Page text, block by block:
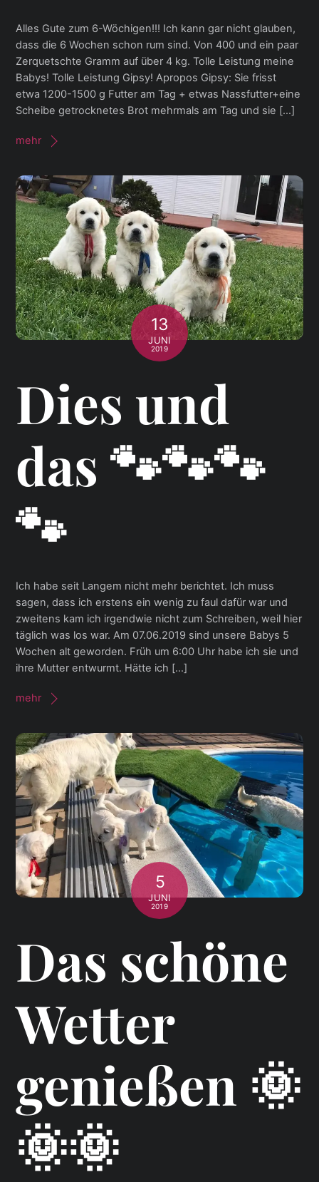
Alles Gute zum 6-Wöchigen!!! Ich kann gar nicht glauben,
dass die 6 Wochen schon rum sind. Von 400 und ein paar
Zerquetschte Gramm auf über 4 kg. Tolle Leistung meine
Babys! Tolle Leistung Gipsy! Apropos Gipsy: Sie frisst
etwa 1200-1500 g Futter am Tag + etwas Nassfutter+eine
Scheibe getrocknetes Brot mehrmals am Tag und sie […]
mehr
13
JUNI
2019
Dies und
das 🐾🐾🐾
🐾
Ich habe seit Langem nicht mehr berichtet. Ich muss
sagen, dass ich erstens ein wenig zu faul dafür war und
zweitens kam ich irgendwie nicht zum Schreiben, weil hier
täglich was los war. Am 07.06.2019 sind unsere Babys 5
Wochen alt geworden. Früh um 6:00 Uhr habe ich sie und
ihre Mutter entwurmt. Hätte ich […]
mehr
5
JUNI
2019
Das schöne
Wetter
genießen 🌞
🌞🌞